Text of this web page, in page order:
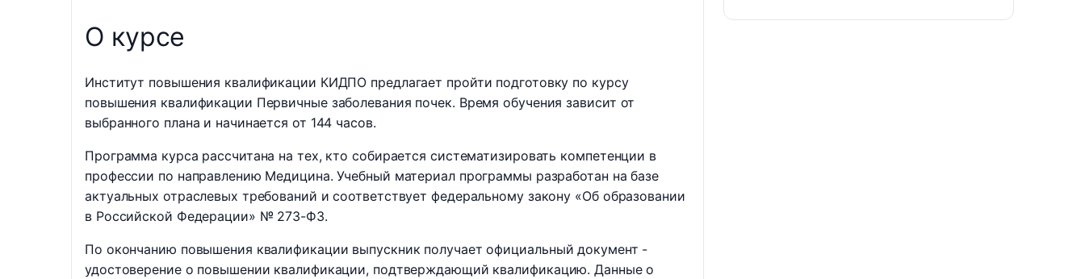
О курсе
Институт повышения квалификации КИДПО предлагает пройти подготовку по курсу
повышения квалификации Первичные заболевания почек. Время обучения зависит от
выбранного плана и начинается от 144 часов.
Программа курса рассчитана на тех, кто собирается систематизировать компетенции в
профессии по направлению Медицина. Учебный материал программы разработан на базе
актуальных отраслевых требований и соответствует федеральному закону «Об образовании
в Российской Федерации» № 273-ФЗ.
По окончанию повышения квалификации выпускник получает официальный документ -
удостоверение о повышении квалификации, подтверждающий квалификацию. Данные о